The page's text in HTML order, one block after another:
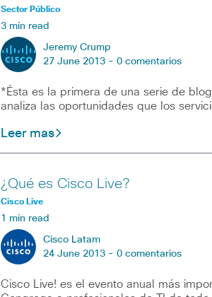
Sector Público
3 min read
Jeremy Crump
27 June 2013 - 0 comentarios
*Ésta es la primera de una serie de
analiza las oportunidades que los
Leer mas
¿Qué es Cisco Live?
Cisco Live
1 min read
Cisco Latam
24 June 2013 - 0 comentarios
Cisco Live! es el evento anual más